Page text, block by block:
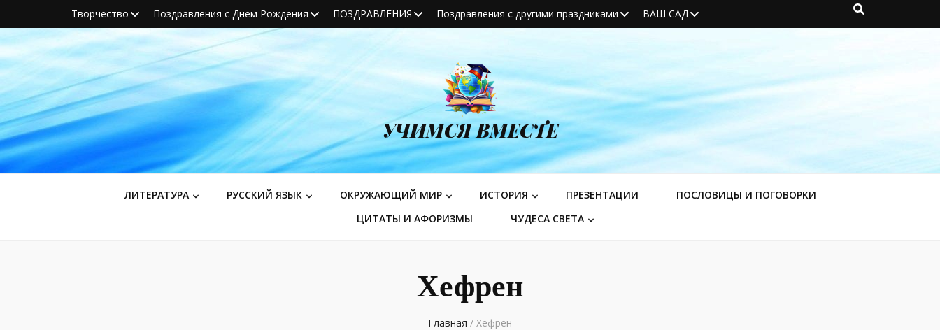
Творчество Поздравления с Днем Рождения ПОЗДРАВЛЕНИЯ Поздравления с другими праздниками ВАШ САД
УЧИМСЯ ВМЕСТЕ
ЛИТЕРАТУРА РУССКИЙ ЯЗЫК ОКРУЖАЮЩИЙ МИР ИСТОРИЯ ПРЕЗЕНТАЦИИ
ПОСЛОВИЦЫ И ПОГОВОРКИ
ЦИТАТЫ И АФОРИЗМЫ
ЧУДЕСА СВЕТА
Хефрен
Главная / Хефрен